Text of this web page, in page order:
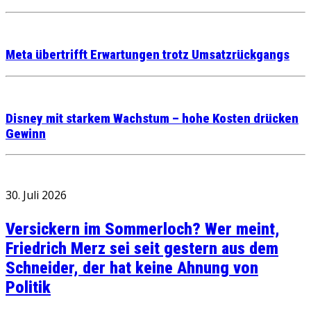
Meta übertrifft Erwartungen trotz Umsatzrückgangs
Disney mit starkem Wachstum – hohe Kosten drücken
Gewinn
30. Juli 2026
Versickern im Sommerloch? Wer meint,
Friedrich Merz sei seit gestern aus dem
Schneider, der hat keine Ahnung von
Politik